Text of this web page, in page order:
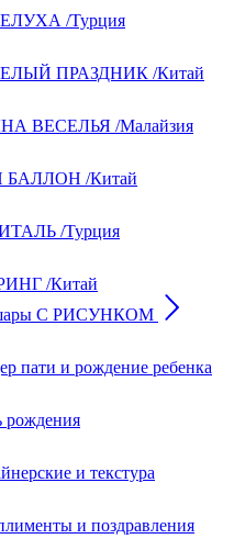
/Турция
ПРАЗДНИК /Китай
ВЕСЕЛЬЯ /Малайзия
БАЛЛОН /Китай
/Турция
/Китай
С РИСУНКОМ
пати и рождение ребенка
рождения
и текстура
и поздравления